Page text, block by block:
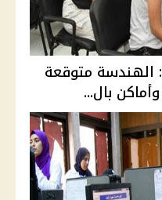
تنسيق علمي رياضة 2026: الهندسة متوقعة